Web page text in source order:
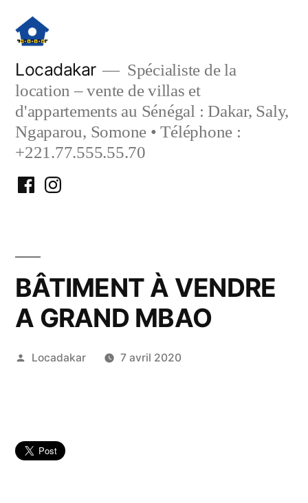
contenu
Locadakar
Spécialiste de la
location – vente de villas et
d'appartements au Sénégal : Dakar, Saly,
Ngaparou, Somone • Téléphone :
+221.77.555.55.70
FacebookInstagram
BÂTIMENT À VENDRE
A GRAND MBAO
Publié
Locadakar 7 avril 2020